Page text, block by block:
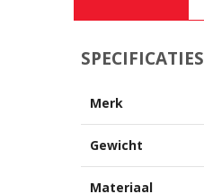
SPECIFICATIES
Merk
Gewicht
Materiaal